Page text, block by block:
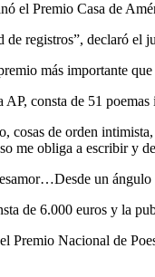
el Premio Casa de
registros”, declaró
más importante que
consta de 51 poemas
cosas de orden
me obliga a escribir y
un
de 6.000 euros y la
Nacional de